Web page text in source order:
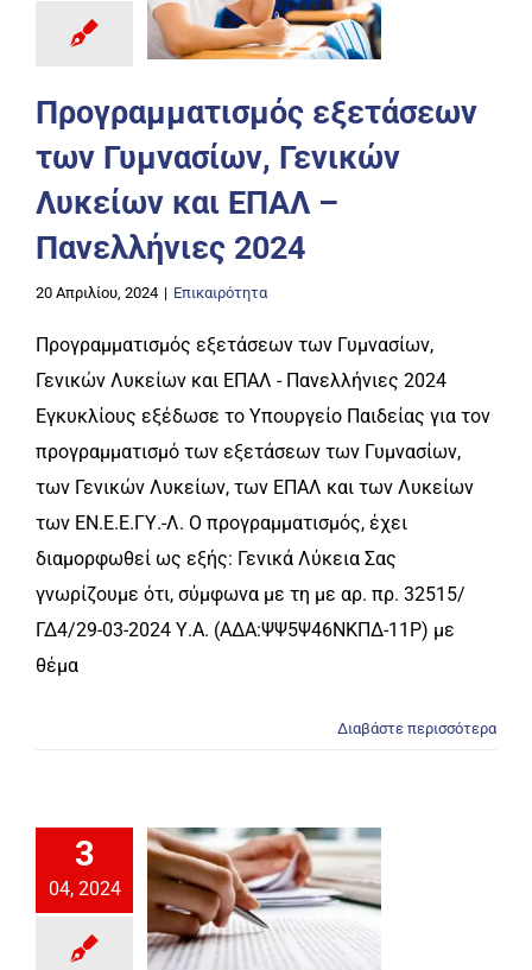
Προγραμματισμός εξετάσεων
των Γυμνασίων, Γενικών
Λυκείων και ΕΠΑΛ –
Πανελλήνιες 2024
20 Απριλίου, 2024 | Επικαιρότητα
Προγραμματισμός εξετάσεων των Γυμνασίων,
Γενικών Λυκείων και ΕΠΑΛ - Πανελλήνιες 2024
Εγκυκλίους εξέδωσε το Υπουργείο Παιδείας για τον
προγραμματισμό των εξετάσεων των Γυμνασίων,
των Γενικών Λυκείων, των ΕΠΑΛ και των Λυκείων
των ΕΝ.Ε.Ε.ΓΥ.-Λ. Ο προγραμματισμός, έχει
διαμορφωθεί ως εξής: Γενικά Λύκεια Σας
γνωρίζουμε ότι, σύμφωνα με τη με αρ. πρ. 32515/
ΓΔ4/29-03-2024 Υ.Α. (ΑΔΑ:ΨΨ5Ψ46ΝΚΠΔ-11Ρ) με
θέμα
Διαβάστε περισσότερα
3
04, 2024